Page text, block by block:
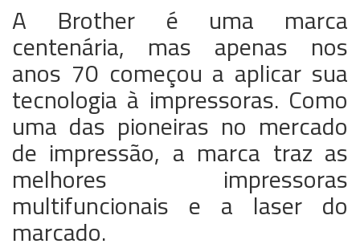
A Brother é uma marca
centenária, mas apenas nos
anos 70 começou a aplicar sua
tecnologia à impressoras. Como
uma das pioneiras no mercado
de impressão, a marca traz as
melhores impressoras
multifuncionais e a laser do
marcado.